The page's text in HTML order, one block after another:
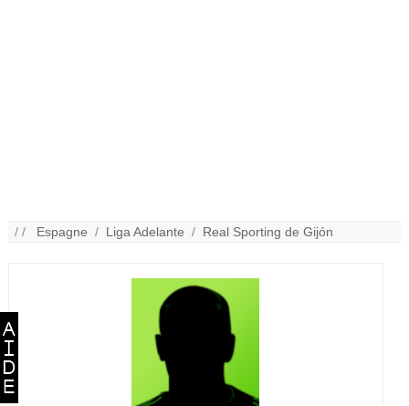
/ / Espagne / Liga Adelante / Real Sporting de Gijón